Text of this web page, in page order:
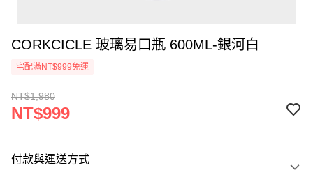
CORKCICLE 玻璃易口瓶 600ML-銀河白
宅配滿NT$999免運
NT$1,980
NT$999
付款與運送方式